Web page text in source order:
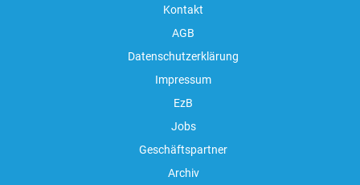
Kontakt
AGB
Datenschutzerklärung
Impressum
EzB
Jobs
Geschäftspartner
Archiv